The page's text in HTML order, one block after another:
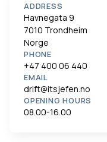
ADDRESS
Havnegata 9
7010 Trondheim
Norge
PHONE
+47 400 06 440
EMAIL
drift@itsjefen.no
OPENING HOURS
08.00-16.00